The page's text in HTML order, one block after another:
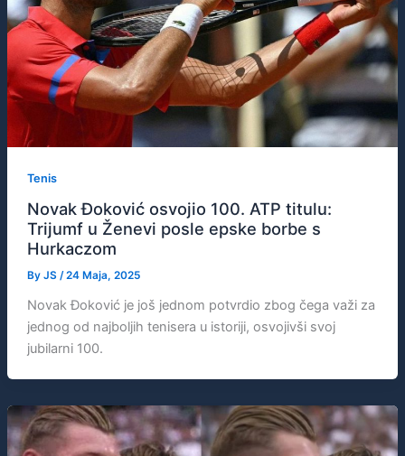
Tenis
Novak Đoković osvojio 100. ATP titulu:
Trijumf u Ženevi posle epske borbe s
Hurkaczom
By JS /24 Maja, 2025
Novak Đoković je još jednom potvrdio zbog čega važi za
jednog od najboljih tenisera u istoriji, osvojivši svoj
jubilarni 100.